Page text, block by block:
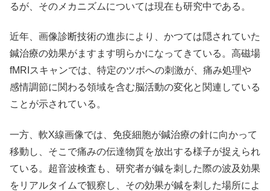
るが、そのメカニズムについては現在も研究中である。
近年、画像診断技術の進歩により、かつては隠されていた
鍼治療の効果がますます明らかになってきている。高磁場
fMRIスキャンでは、特定のツボへの刺激が、痛み処理や
感情調節に関わる領域を含む脳活動の変化と関連している
ことが示されている。
一方、軟X線画像では、免疫細胞が鍼治療の針に向かって
移動し、そこで痛みの伝達物質を放出する様子が捉えられ
ている。超音波検査も、研究者が鍼を刺した際の波及効果
をリアルタイムで観察し、その効果が鍼を刺した場所によ